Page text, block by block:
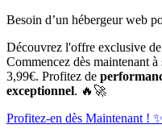
Besoin d’un hébergeur web
Découvrez l'offre exclusive
Commencez dès maintenant à
3,99€. Profitez de
exceptionnel. 🔥🚀
Profitez-en dès Maintenant ! ✨